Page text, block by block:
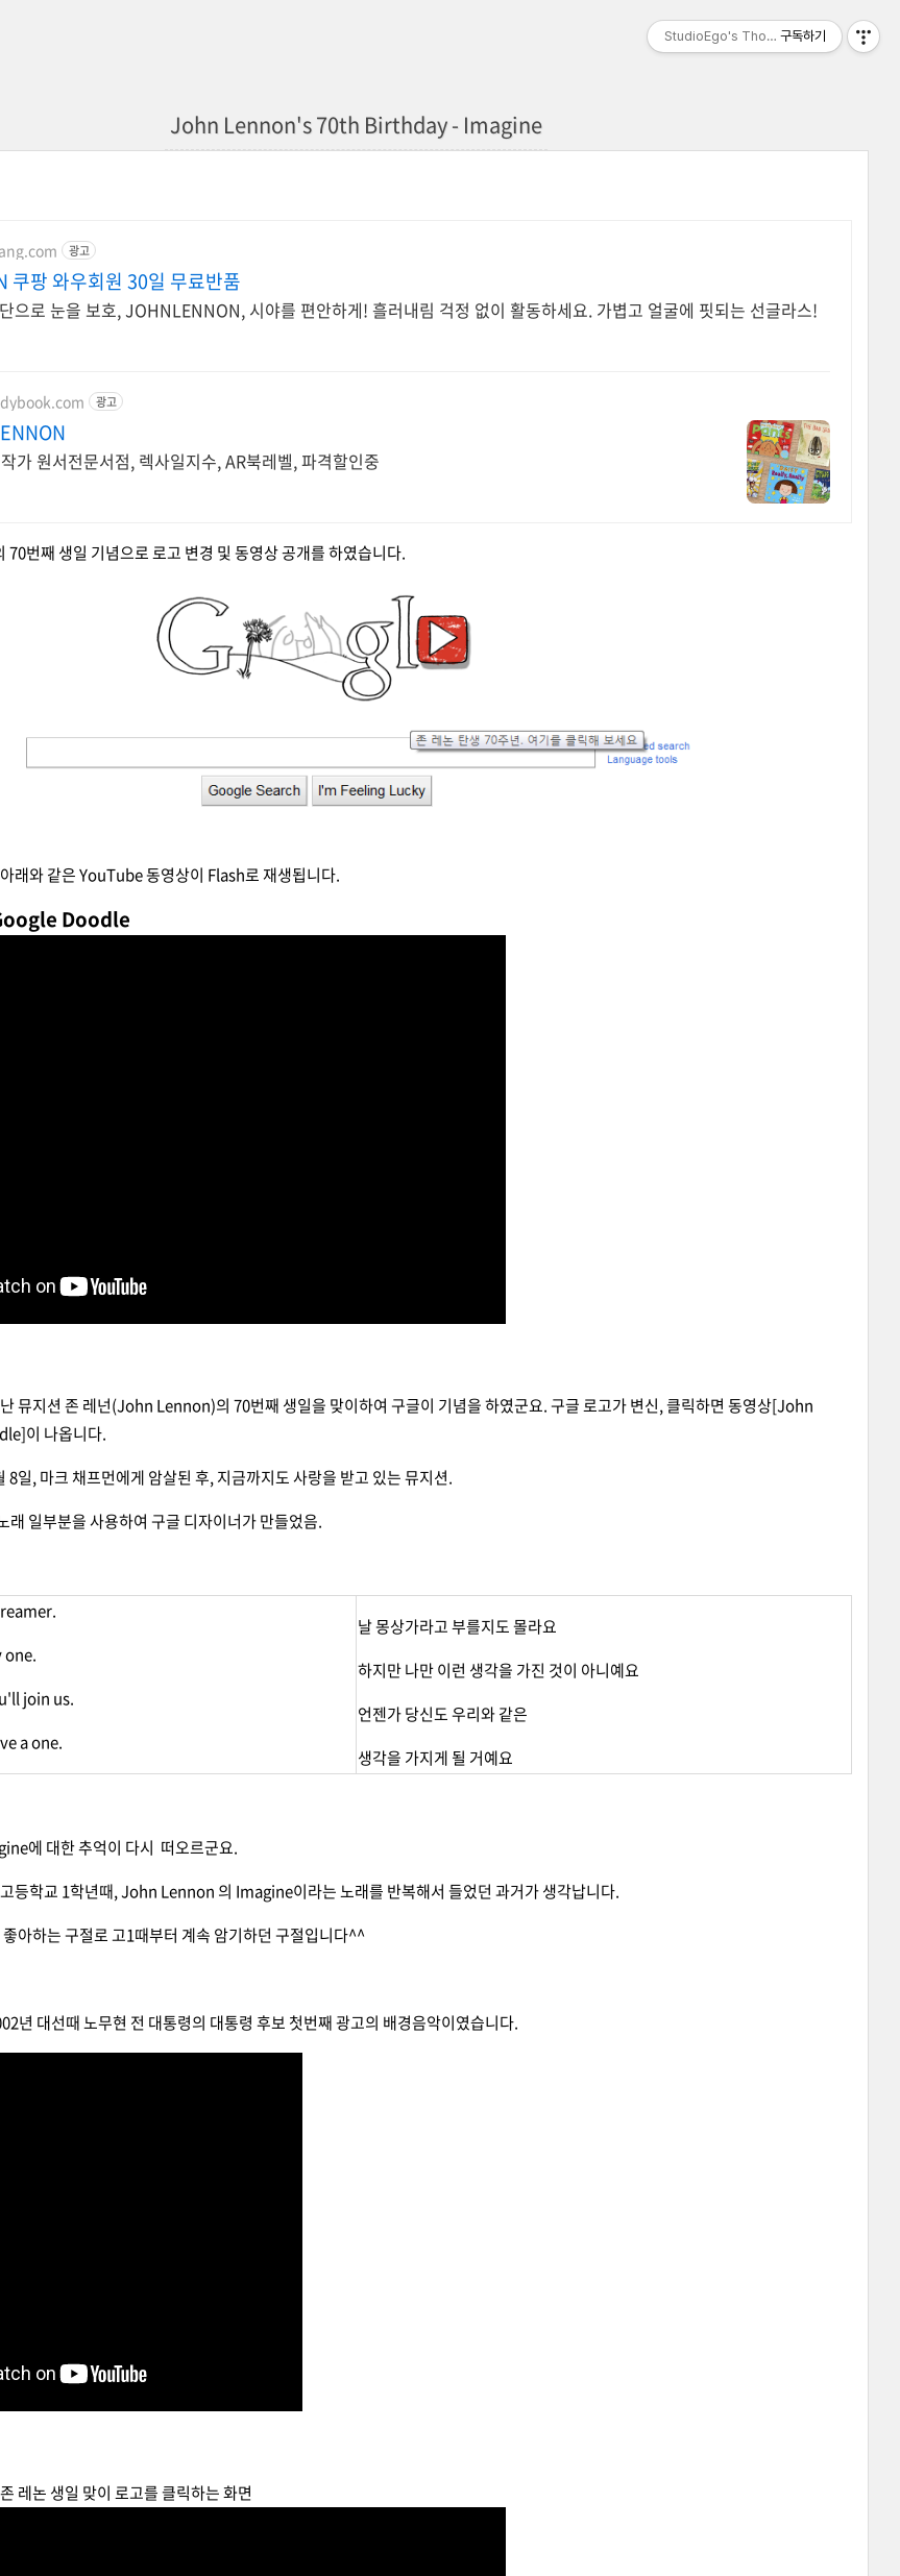
John Lennon's 70th Birthday - Imagine
광고
쿠팡 와우회원 30일 무료반품
으로 눈을 보호, JOHNLENNON, 시야를 편안하게! 흘러내림 걱정 없이 활동하세요. 가볍고 얼굴에 핏되는 선글라스!
광고
가 원서전문서점, 렉사일지수, AR북레벨, 파격할인중
70번째 생일 기념으로 로고 변경 및 동영상 공개를 하였습니다.
래와 같은 YouTube 동영상이 Flash로 재생됩니다.
Doodle
뮤지션 존 레넌(John Lennon)의 70번째 생일을 맞이하여 구글이 기념을 하였군요. 구글 로고가 변신, 클릭하면 동영상[John
이 나옵니다.
8일, 마크 채프먼에게 암살된 후, 지금까지도 사랑을 받고 있는 뮤지션.
일부분을 사용하여 구글 디자이너가 만들었음.
join us.
a one.
날 몽상가라고 부를지도 몰라요
하지만 나만 이런 생각을 가진 것이 아니예요
언젠가 당신도 우리와 같은
생각을 가지게 될 거예요
에 대한 추억이 다시 떠오르군요.
등학교 1학년때, John Lennon 의 Imagine이라는 노래를 반복해서 들었던 과거가 생각납니다.
아하는 구절로 고1때부터 계속 암기하던 구절입니다^^
년 대선때 노무현 전 대통령의 대통령 후보 첫번째 광고의 배경음악이였습니다.
레논 생일 맞이 로고를 클릭하는 화면
StudioEgo's Thoughts, seasonⅡ
구독하기